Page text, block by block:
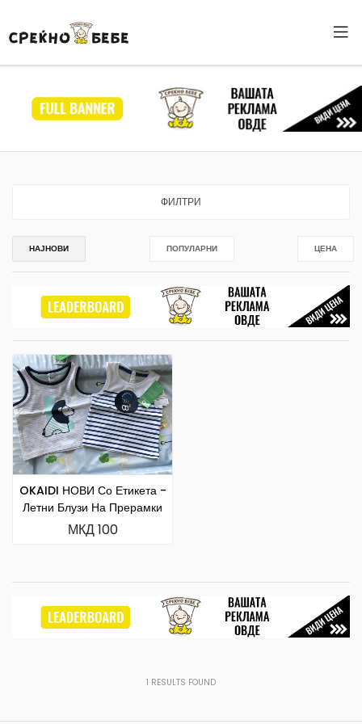
ФИЛТРИ
НАЈНОВИ ПОПУЛАРНИ ЦЕНА
OKAIDI НОВИ Со Етикета -
Летни Блузи На Прерамки
МКД 100
1 RESULTS FOUND